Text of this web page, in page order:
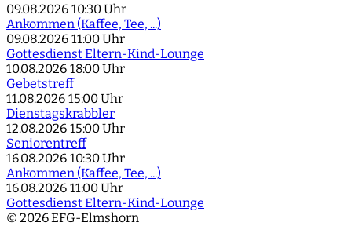
09.08.2026 10:30 Uhr
Ankommen (Kaffee, Tee, ...)
09.08.2026 11:00 Uhr
Gottesdienst Eltern-Kind-Lounge
10.08.2026 18:00 Uhr
Gebetstreff
11.08.2026 15:00 Uhr
Dienstagskrabbler
12.08.2026 15:00 Uhr
Seniorentreff
16.08.2026 10:30 Uhr
Ankommen (Kaffee, Tee, ...)
16.08.2026 11:00 Uhr
Gottesdienst Eltern-Kind-Lounge
© 2026 EFG-Elmshorn